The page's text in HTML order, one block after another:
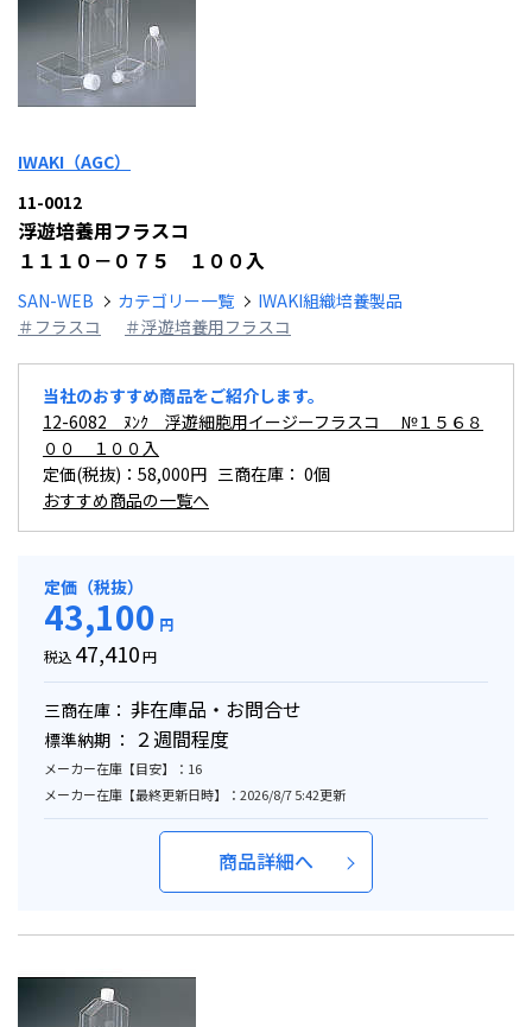
IWAKI（AGC）
11-0012
浮遊培養用フラスコ
１１１０－０７５ １００入
SAN-WEB カテゴリー一覧
IWAKI組織培養製品
＃フラスコ
＃浮遊培養用フラスコ
当社のおすすめ商品をご紹介します。
12-6082 ﾇﾝｸ 浮遊細胞用イージーフラスコ №１５６８
００ １００入
定価(税抜)：58,000円 三商在庫： 0個
おすすめ商品の一覧へ
定価（税抜）
43,100 円
税込 47,410円
三商在庫： 非在庫品・お問合せ
標準納期 ： ２週間程度
メーカー在庫【目安】：16
メーカー在庫【最終更新日時】：2026/8/7 5:42更新
商品詳細へ